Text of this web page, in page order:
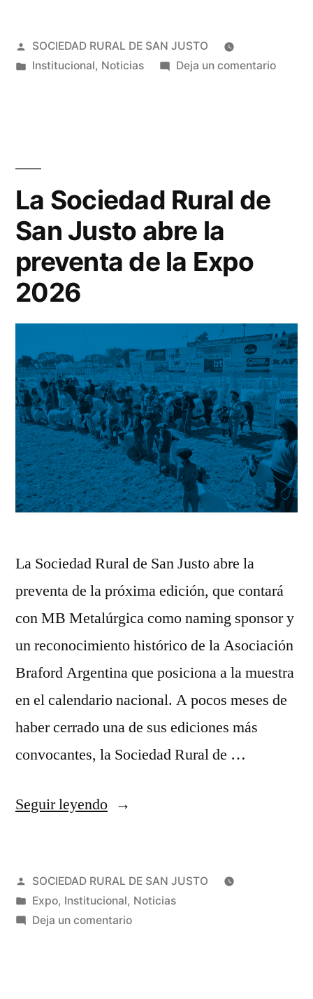
SOCIEDAD RURAL DE SAN JUSTO
Institucional, Noticias Deja un comentario
La Sociedad Rural de
San Justo abre la
preventa de la Expo
2026
La Sociedad Rural de San Justo abre la
preventa de la próxima edición, que contará
con MB Metalúrgica como naming sponsor y
un reconocimiento histórico de la Asociación
Braford Argentina que posiciona a la muestra
en el calendario nacional. A pocos meses de
haber cerrado una de sus ediciones más
convocantes, la Sociedad Rural de …
Seguir leyendo
SOCIEDAD RURAL DE SAN JUSTO
Expo, Institucional, Noticias
Deja un comentario